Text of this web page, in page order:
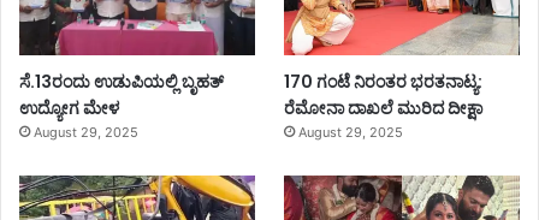
ಸೆ.13ರಂದು ಉಡುಪಿಯಲ್ಲಿ ಬೃಹತ್
ಉದ್ಯೋಗ ಮೇಳ
August 29, 2025
170 ಗಂಟೆ ನಿರಂತರ ಭರತನಾಟ್ಯ:
ರೆಮೋನಾ ದಾಖಲೆ ಮುರಿದ ದೀಕ್ಷಾ
August 29, 2025